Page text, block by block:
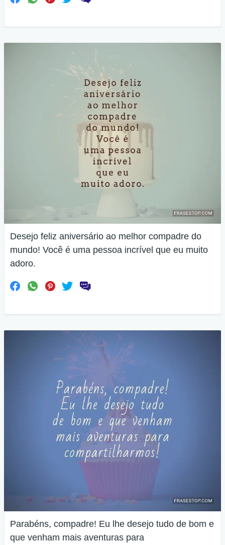
Desejo feliz aniversário ao melhor compadre do
mundo! Você é uma pessoa incrível que eu muito
adoro.
Parabéns, compadre! Eu lhe desejo tudo de bom e
que venham mais aventuras para